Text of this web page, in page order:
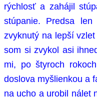
rýchlosť a zahájil
stúpanie. Predsa
zvyknutý na lepší
som si zvykol asi
mi, po štyroch
doslova myšlienkou a
na ucho a urobil nálet